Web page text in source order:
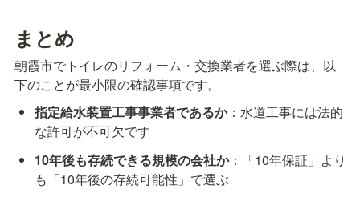
まとめ
朝霞市でトイレのリフォーム・交換業者を選ぶ際は、以
下のことが最小限の確認事項です。
指定給水装置工事事業者であるか：水道工事には法的
な許可が不可欠です
10年後も存続できる規模の会社か：「10年保証」より
も「10年後の存続可能性」で選ぶ